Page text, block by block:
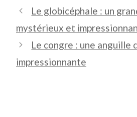
Le globicéphale : un
mystérieux et
Le congre : une anguille
impressionnante